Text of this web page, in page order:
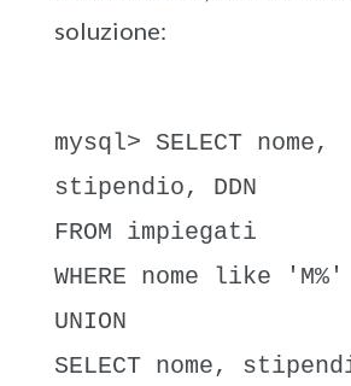
soluzione:
mysql> SELECT nome,
stipendio, DDN
FROM impiegati
WHERE nome like 'M%'
UNION
SELECT nome,